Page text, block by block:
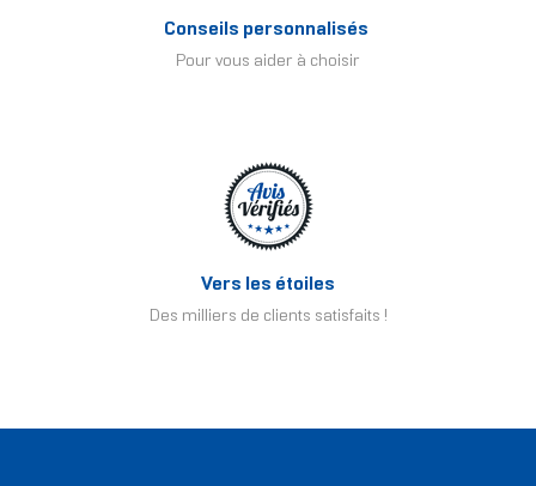
Conseils personnalisés
Pour vous aider à choisir
Vers les étoiles
Des milliers de clients satisfaits !